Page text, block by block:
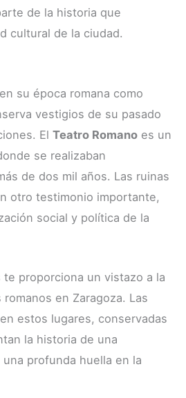
de la historia que
cultural de la ciudad.
su época romana como
vestigios de su pasado
El Teatro Romano es un
se realizaban
de dos mil años. Las ruinas
otro testimonio importante,
social y política de la
proporciona un vistazo a la
en Zaragoza. Las
estos lugares, conservadas
la historia de una
profunda huella en la